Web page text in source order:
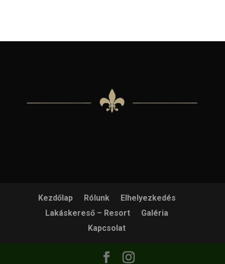
Kezdőlap Rólunk
Elhelyezkedés
Lakáskereső – Resort
Galéria
Kapcsolat